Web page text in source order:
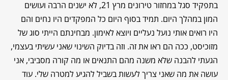
בתפקיד סגל במחזור טירונים מרץ 21, לא ישנים הרבה ועושים
המון במהלך היום. תמיד בסוף היום כל המפקדים היו נחים והם
היו רואים אותי נועל נעליים ויוצא לאימון. מבחינתם הייתי סוג של
מזוכיסט, ככה הם ראו את זה. וזה בדיוק השינוי שאני עשיתי בעצמי,
הגעתי להבנה שלא משנה מהם התנאים או מה קורה מסביבי, אני
עושה את מה שאני צריך לעשות בשביל להגיע למטרה שלי. עוד